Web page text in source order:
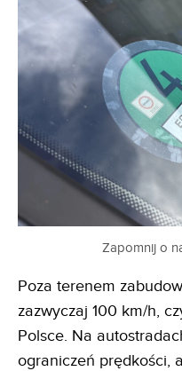
Zapomnij o
Poza terenem
zazwyczaj 100 km/h,
Polsce. Na
ograniczeń prędkości,